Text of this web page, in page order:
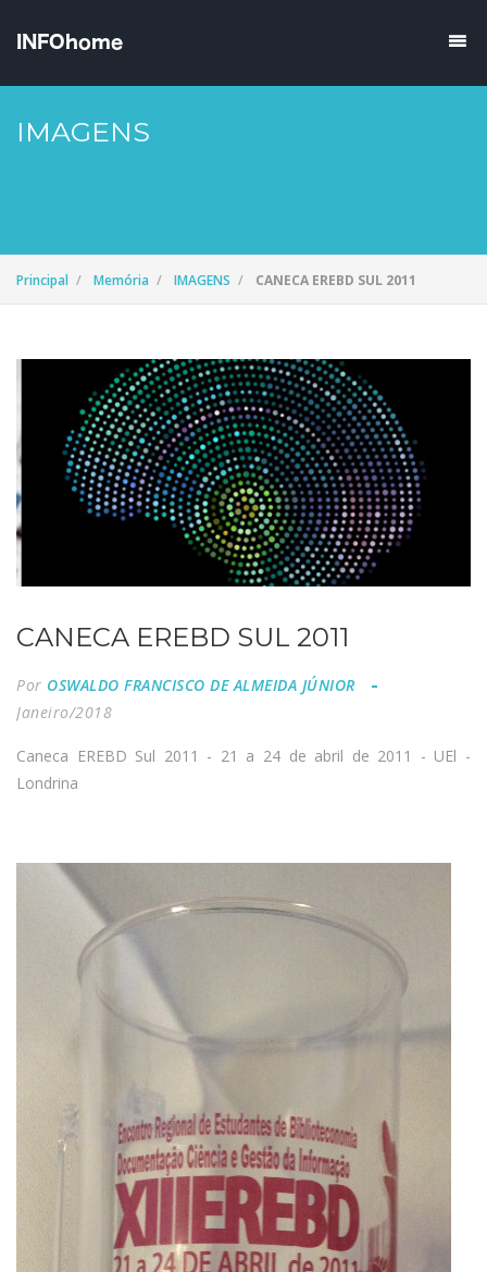
IMAGENS
Principal Memória IMAGENS CANECA EREBD SUL 2011
CANECA EREBD SUL 2011
Por OSWALDO FRANCISCO DE ALMEIDA JÚNIOR
Janeiro/2018
Caneca EREBD Sul 2011 - 21 a 24 de abril de 2011 - UEl -
Londrina